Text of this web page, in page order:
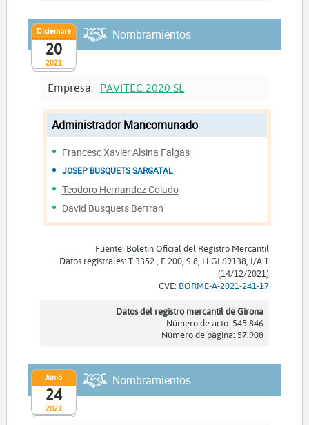
2021
Diciembre
20
Nombramientos
Empresa: PAVITEC 2020 SL
Administrador Mancomunado
Francesc Xavier Alsina Falgas
JOSEP BUSQUETS SARGATAL
Teodoro Hernandez Colado
David Busquets Bertran
Fuente: Boletín Oficial del Registro Mercantil
Datos registrales: T 3352 , F 200, S 8, H GI 69138, I/A 1
(14/12/2021)
CVE: BORME-A-2021-241-17
Datos del registro mercantil de Girona
Número de acto: 545.846
Número de página: 57.908
2021
Junio
24
Nombramientos